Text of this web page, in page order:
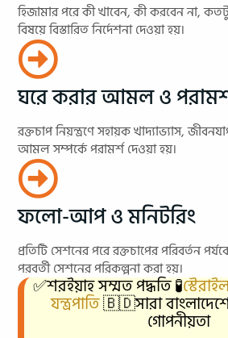
হিজামার পরে কী খাবেন, কী করবেন না,
বিষয়ে বিস্তারিত নির্দেশনা দেওয়া হয়।
ঘরে করার আমল ও
রক্তচাপ নিয়ন্ত্রণে সহায়ক খাদ্যাভ্যাস,
আমল সম্পর্কে পরামর্শ দেওয়া হয়।
ফলো-আপ ও মনিটরিং
প্রতিটি সেশনের পরে রক্তচাপের পরিবর্তন
পরবর্তী সেশনের পরিকল্পনা করা হয়।
✅শরইয়াহ সম্মত পদ্ধতি 🧪
যন্ত্রপাতি🇧🇩সারা বাংলাদেশে
গোপনীয়তা